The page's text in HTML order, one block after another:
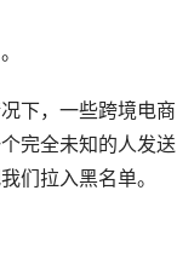
下，一些跨境电商
完全未知的人发送
们拉入黑名单。